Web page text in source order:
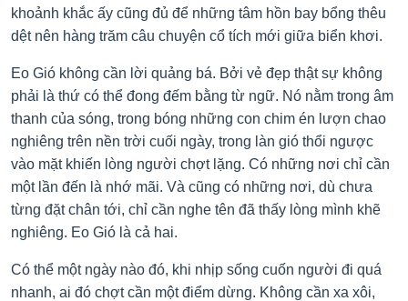
khoảnh khắc ấy cũng đủ để những tâm hồn bay bổng thêu
dệt nên hàng trăm câu chuyện cổ tích mới giữa biển khơi.
Eo Gió không cần lời quảng bá. Bởi vẻ đẹp thật sự không
phải là thứ có thể đong đếm bằng từ ngữ. Nó nằm trong âm
thanh của sóng, trong bóng những con chim én lượn chao
nghiêng trên nền trời cuối ngày, trong làn gió thổi ngược
vào mặt khiến lòng người chợt lặng. Có những nơi chỉ cần
một lần đến là nhớ mãi. Và cũng có những nơi, dù chưa
từng đặt chân tới, chỉ cần nghe tên đã thấy lòng mình khẽ
nghiêng. Eo Gió là cả hai.
Có thể một ngày nào đó, khi nhịp sống cuốn người đi quá
nhanh, ai đó chợt cần một điểm dừng. Không cần xa xôi,